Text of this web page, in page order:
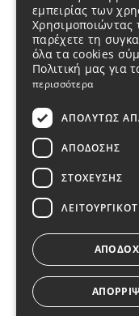
ΑΡ.
εμπειρίας των
Χρησιμοποιώντας
παρέχετε τη
όλα τα cookies
Πολιτική μας για
περισσότερα
ΑΠΟΛΎΤΩΣ
ΑΠΌΔΟΣΗΣ
ΣΤΌΧΕΥΣΗΣ